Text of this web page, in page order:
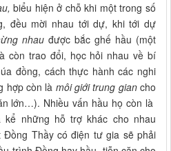
biểu hiện ở chỗ khi một trong số
đều mời nhau tới dự, khi tới dự
nhau được bắc ghế hầu (một
còn trao đổi, học hỏi nhau về bí
đồng, cách thực hành các nghi
hợp còn là môi giới trung giancho
lớn…). Nhiều vấn hầu họ còn là
kể những hỗ trợ khác cho nhau
Thầy có điện tư gia sẽ phải